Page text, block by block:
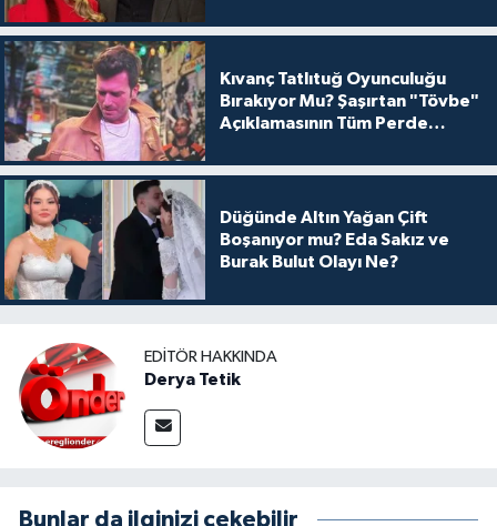
Kıvanç Tatlıtuğ Oyunculuğu
Bırakıyor Mu? Şaşırtan "Tövbe"
Açıklamasının Tüm Perde
Düğünde Altın Yağan Çift
Boşanıyor mu? Eda Sakız ve
Burak Bulut Olayı Ne?
EDITÖR HAKKINDA
Derya Tetik
Bunlar da ilginizi çekebilir